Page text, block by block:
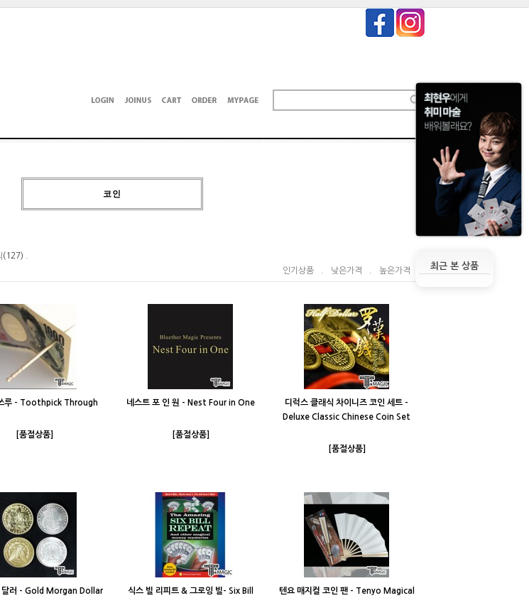
최근 본 상품
코인
(127) .
인기상품 낮은가격 높은가격
루 - Toothpick Through
[품절상품]
네스트 포 인 원 - Nest Four in One
[품절상품]
디럭스 클래식 차이니즈 코인 세트 -
Deluxe Classic Chinese Coin Set
[품절상품]
달러 - Gold Morgan Dollar
식스 빌 리피트 & 그로잉 빌- Six Bill
텐요 매지컬 코인 팬 - Tenyo Magical